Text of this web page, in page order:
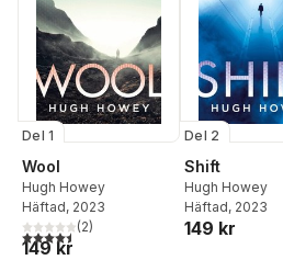
Del 1
Wool
Hugh Howey
Häftad, 2023
4,5utav 5 stjärnor. Totalt antal röster:
(2)
149 kr
Del 2
Shift
Hugh Howey
Häftad, 2023
149 kr